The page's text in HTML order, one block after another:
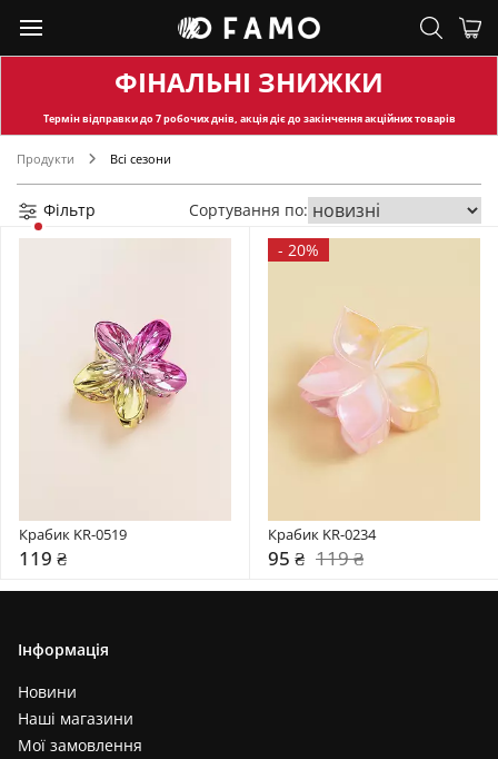
ФІНАЛЬНІ ЗНИЖКИ
Термін відправкидо 7 робочих днів, акція діє до закінчення акційних товарів
Продукти Всі сезони
Фільтр Сортування по:
Крабик KR-0519
119 ₴
- 20%
Крабик KR-0234
95 ₴ 119 ₴
Інформація
Новини
Наші магазини
Мої замовлення